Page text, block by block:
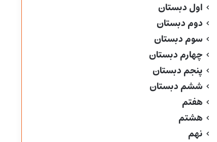
اول دبستان
دوم دبستان
سوم دبستان
چهارم دبستان
پنجم دبستان
ششم دبستان
هفتم
هشتم
نهم